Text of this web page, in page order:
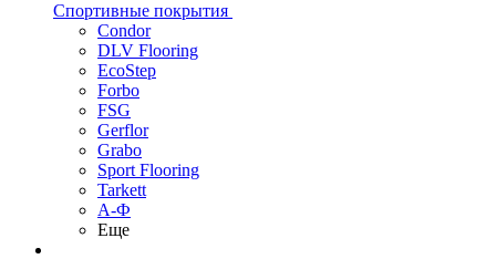
Спортивные покрытия
Condor
DLV Flooring
EcoStep
Forbo
FSG
Gerflor
Grabo
Sport Flooring
Tarkett
А-Ф
Еще